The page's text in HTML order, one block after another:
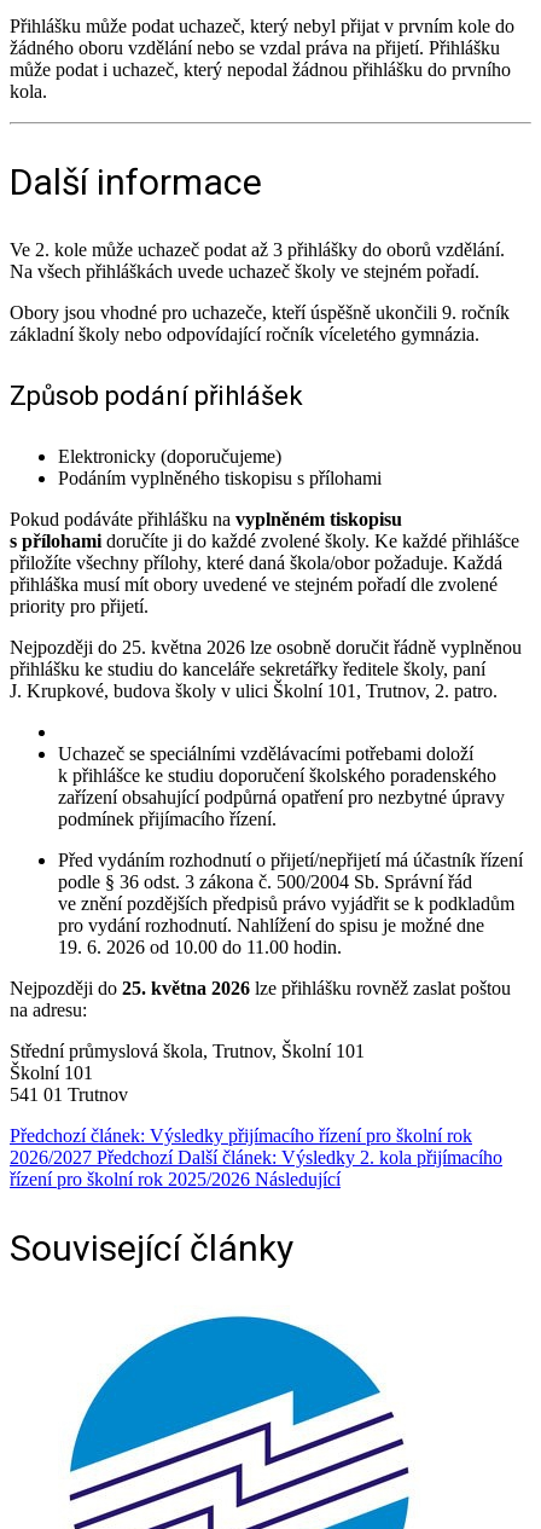
Přihlášku může podat uchazeč, který nebyl přijat v prvním kole do
žádného oboru vzdělání nebo se vzdal práva na přijetí. Přihlášku
může podat i uchazeč, který nepodal žádnou přihlášku do prvního
kola.
Další informace
Ve 2. kole může uchazeč podat až 3 přihlášky do oborů vzdělání.
Na všech přihláškách uvede uchazeč školy ve stejném pořadí.
Obory jsou vhodné pro uchazeče, kteří úspěšně ukončili 9. ročník
základní školy nebo odpovídající ročník víceletého gymnázia.
Způsob podání přihlášek
Elektronicky (doporučujeme)
Podáním vyplněného tiskopisu s přílohami
Pokud podáváte přihlášku na vyplněném tiskopisu
s přílohami doručíte ji do každé zvolené školy. Ke každé přihlášce
přiložíte všechny přílohy, které daná škola/obor požaduje. Každá
přihláška musí mít obory uvedené ve stejném pořadí dle zvolené
priority pro přijetí.
Nejpozději do 25. května 2026 lze osobně doručit řádně vyplněnou
přihlášku ke studiu do kanceláře sekretářky ředitele školy, paní
J. Krupkové, budova školy v ulici Školní 101, Trutnov, 2. patro.
Uchazeč se speciálními vzdělávacími potřebami doloží
k přihlášce ke studiu doporučení školského poradenského
zařízení obsahující podpůrná opatření pro nezbytné úpravy
podmínek přijímacího řízení.
Před vydáním rozhodnutí o přijetí/nepřijetí má účastník řízení
podle § 36 odst. 3 zákona č. 500/2004 Sb. Správní řád
ve znění pozdějších předpisů právo vyjádřit se k podkladům
pro vydání rozhodnutí. Nahlížení do spisu je možné dne
19. 6. 2026 od 10.00 do 11.00 hodin.
Nejpozději do 25. května 2026 lze přihlášku rovněž zaslat poštou
na adresu:
Střední průmyslová škola, Trutnov, Školní 101
Školní 101
541 01 Trutnov
Předchozí článek: Výsledky přijímacího řízení pro školní rok
2026/2027 Předchozí Další článek: Výsledky 2. kola přijímacího
řízení pro školní rok 2025/2026 Následující
Související články